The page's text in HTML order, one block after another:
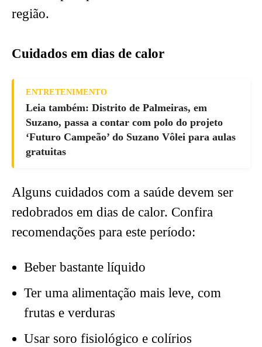
região.
Cuidados em dias de calor
ENTRETENIMENTO
Leia também: Distrito de Palmeiras, em
Suzano, passa a contar com polo do projeto
‘Futuro Campeão’ do Suzano Vôlei para aulas
gratuitas
Alguns cuidados com a saúde devem ser
redobrados em dias de calor. Confira
recomendações para este período:
Beber bastante líquido
Ter uma alimentação mais leve, com
frutas e verduras
Usar soro fisiológico e colírios